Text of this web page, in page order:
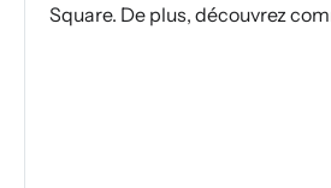
Square. De plus, découvrez